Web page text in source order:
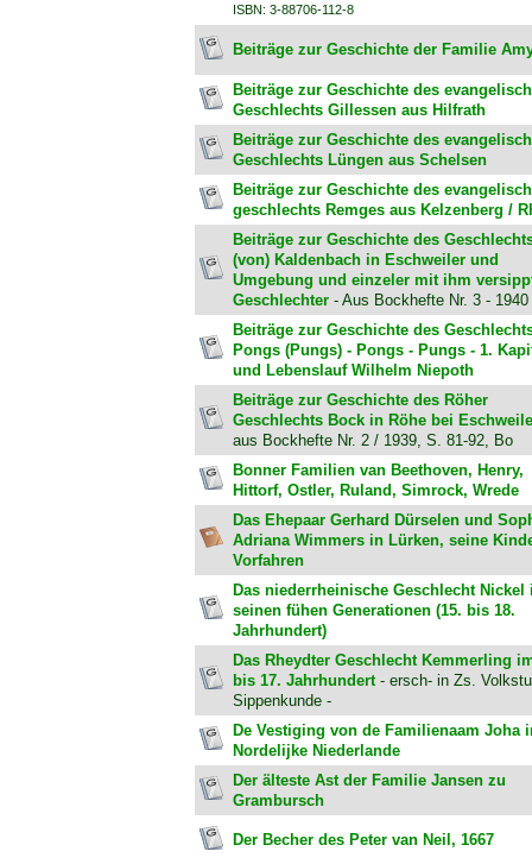
ISBN: 3-88706-112-8
Beiträge zur Geschichte der Familie
Beiträge zur Geschichte des
Geschlechts Gillessen aus Hilfrath
Beiträge zur Geschichte des
Geschlechts Lüngen aus Schelsen
Beiträge zur Geschichte des
geschlechts Remges aus Kelzenberg /
Beiträge zur Geschichte des
(von) Kaldenbach in Eschweiler und
Umgebung und einzeler mit ihm
Geschlechter- Aus Bockhefte Nr. 3 - 1940
Beiträge zur Geschichte des
Pongs (Pungs) - Pongs - Pungs - 1.
und Lebenslauf Wilhelm Niepoth
Beiträge zur Geschichte des Röher
Geschlechts Bock in Röhe bei
aus Bockhefte Nr. 2 / 1939, S. 81-92, Bo
Bonner Familien van Beethoven, Henry,
Hittorf, Ostler, Ruland, Simrock, Wrede
Das Ehepaar Gerhard Dürselen und
Adriana Wimmers in Lürken, seine
Vorfahren
Das niederrheinische Geschlecht Nickel
seinen fühen Generationen (15. bis 18.
Jahrhundert)
Das Rheydter Geschlecht Kemmerling
bis 17. Jahrhundert- ersch- in Zs.
Sippenkunde -
De Vestiging von de Familienaam Joha
Nordelijke Niederlande
Der älteste Ast der Familie Jansen zu
Grambursch
Der Becher des Peter van Neil, 1667